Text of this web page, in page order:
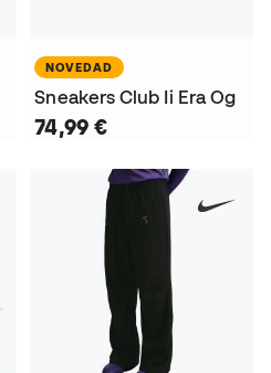
NOVEDAD
Sneakers Club Ii Era Og
74,99 €